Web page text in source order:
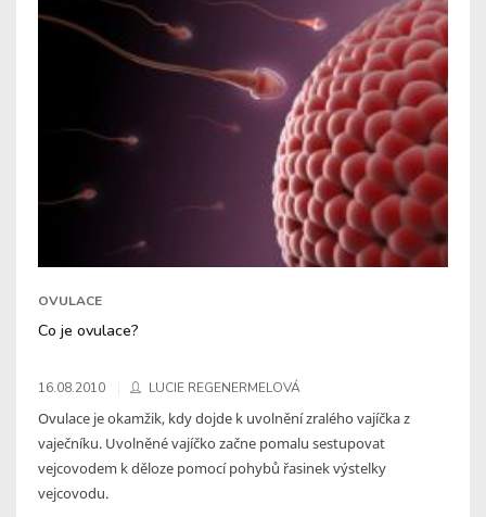
OVULACE
Co je ovulace?
16.08.2010 LUCIE REGENERMELOVÁ
Ovulace je okamžik, kdy dojde k uvolnění zralého vajíčka z
vaječníku. Uvolněné vajíčko začne pomalu sestupovat
vejcovodem k děloze pomocí pohybů řasinek výstelky
vejcovodu.